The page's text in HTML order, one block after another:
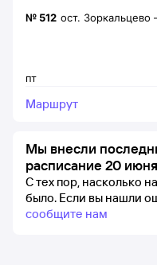
пт
№ 512 ост. Зоркальцево
Маршрут
Мы внесли
расписание 20
С тех пор, насколько
было. Если вы нашли
сообщите нам